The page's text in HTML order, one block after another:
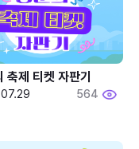
축제 티켓 자판기
564